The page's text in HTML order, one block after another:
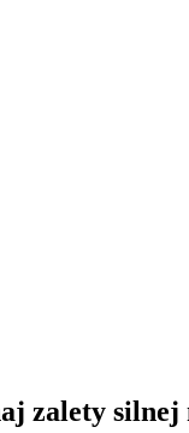
zalety